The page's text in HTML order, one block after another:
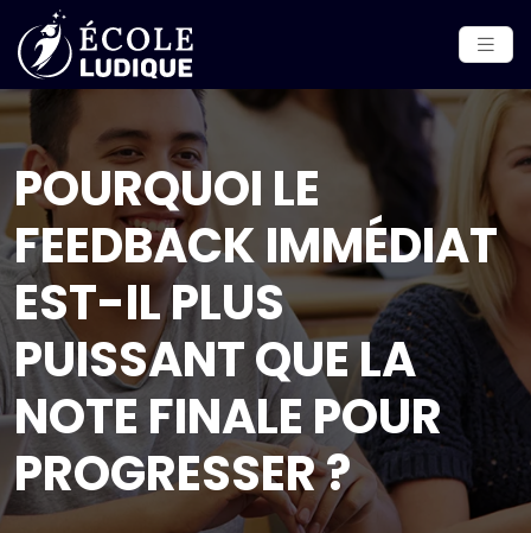
POURQUOI LE
FEEDBACK IMMÉDIAT
EST-IL PLUS
PUISSANT QUE LA
NOTE FINALE POUR
PROGRESSER ?